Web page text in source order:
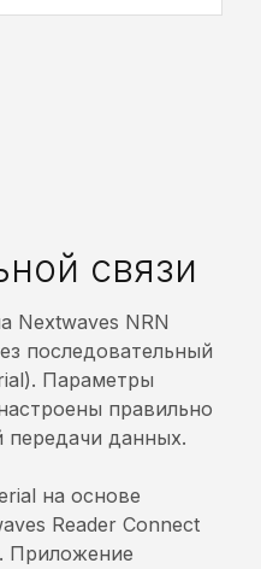
связи
Nextwaves NRN
последовательный
Параметры
правильно
передачи данных.
на основе
Reader Connect
Приложение